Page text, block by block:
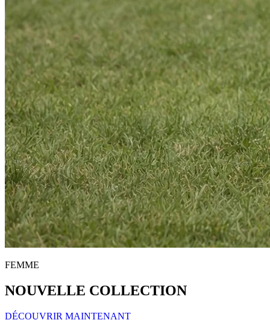
FEMME
NOUVELLE COLLECTION
DÉCOUVRIR MAINTENANT